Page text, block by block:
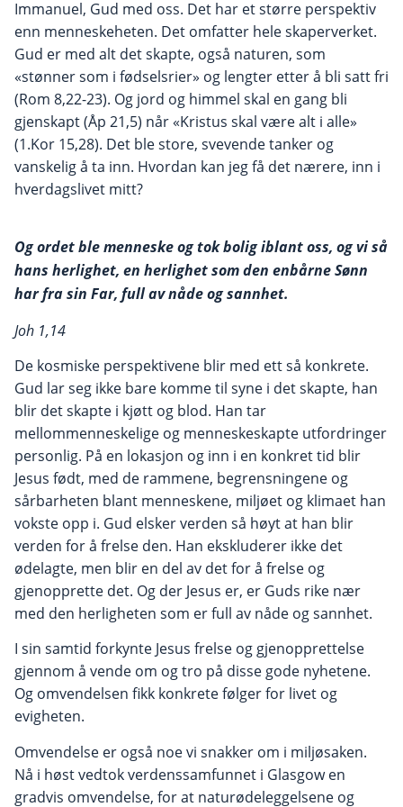
Immanuel, Gud med oss. Det har et større perspektiv
enn menneskeheten. Det omfatter hele skaperverket.
Gud er med alt det skapte, også naturen, som
«stønner som i fødselsrier» og lengter etter å bli satt fri
(Rom 8,22-23). Og jord og himmel skal en gang bli
gjenskapt (Åp 21,5) når «Kristus skal være alt i alle»
(1.Kor 15,28). Det ble store, svevende tanker og
vanskelig å ta inn. Hvordan kan jeg få det nærere, inn i
hverdagslivet mitt?
Og ordet ble menneske og tok bolig iblant oss, og vi så
hans herlighet, en herlighet som den enbårne Sønn
har fra sin Far, full av nåde og sannhet.
Joh 1,14
De kosmiske perspektivene blir med ett så konkrete.
Gud lar seg ikke bare komme til syne i det skapte, han
blir det skapte i kjøtt og blod. Han tar
mellommenneskelige og menneskeskapte utfordringer
personlig. På en lokasjon og inn i en konkret tid blir
Jesus født, med de rammene, begrensningene og
sårbarheten blant menneskene, miljøet og klimaet han
vokste opp i. Gud elsker verden så høyt at han blir
verden for å frelse den. Han ekskluderer ikke det
ødelagte, men blir en del av det for å frelse og
gjenopprette det. Og der Jesus er, er Guds rike nær
med den herligheten som er full av nåde og sannhet.
I sin samtid forkynte Jesus frelse og gjenopprettelse
gjennom å vende om og tro på disse gode nyhetene.
Og omvendelsen fikk konkrete følger for livet og
evigheten.
Omvendelse er også noe vi snakker om i miljøsaken.
Nå i høst vedtok verdenssamfunnet i Glasgow en
gradvis omvendelse, for at naturødeleggelsene og